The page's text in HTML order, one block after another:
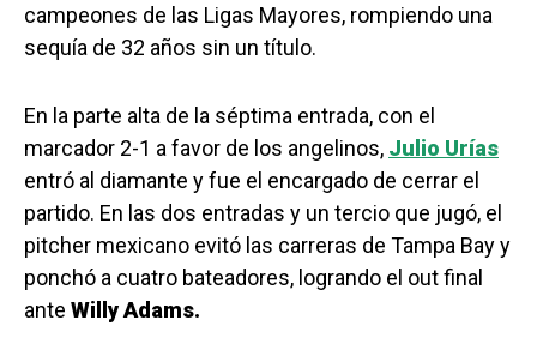
campeones de las Ligas Mayores, rompiendo una
sequía de 32 años sin un título.
En la parte alta de la séptima entrada, con el
marcador 2-1 a favor de los angelinos, Julio Urías
entró al diamante y fue el encargado de cerrar el
partido. En las dos entradas y un tercio que jugó, el
pitcher mexicano evitó las carreras de Tampa Bay y
ponchó a cuatro bateadores, logrando el out final
ante Willy Adams.